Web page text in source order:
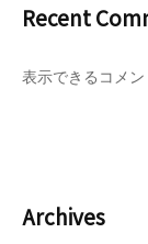
Recent
表示できるコメン
Archives